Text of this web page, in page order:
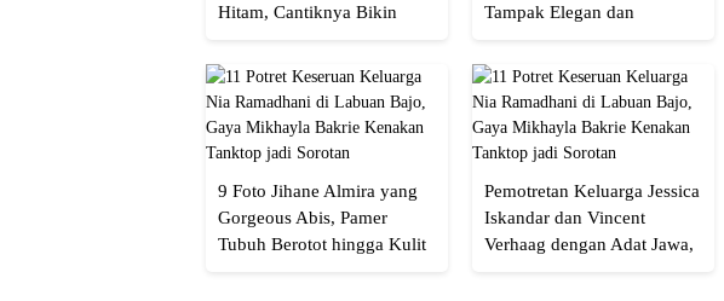
Hitam, Cantiknya Bikin
Tampak Elegan dan
9 Foto Jihane Almira yang
Gorgeous Abis, Pamer
Tubuh Berotot hingga Kulit
Pemotretan Keluarga Jessica
Iskandar dan Vincent
Verhaag dengan Adat Jawa,